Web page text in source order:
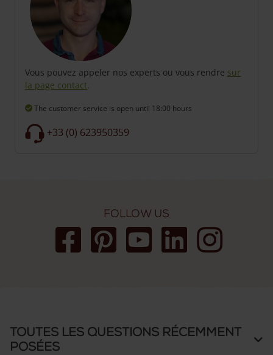
Vous pouvez appeler nos experts ou vous rendre sur
la page contact.
The customer service is open until 18:00 hours
+33 (0) 623950359
Follow us
Toutes les questions récemment
posées